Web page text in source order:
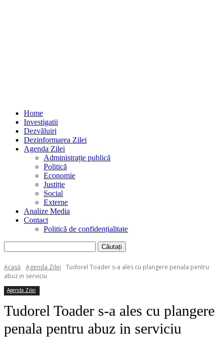
Home
Investigatii
Dezvăluiri
Dezinformarea Zilei
Agenda Zilei
Administrație publică
Politică
Economie
Justiție
Social
Externe
Analize Media
Contact
Politică de confidențialitate
Acasă Agenda Zilei
Tudorel Toader s-a ales cu plangere penala pentru
abuz in serviciu
Agenda Zilei
Tudorel Toader s-a ales cu plangere
penala pentru abuz in serviciu